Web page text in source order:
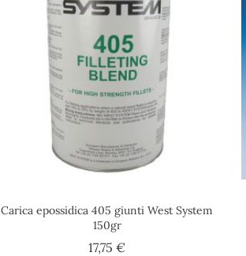
Carica epossidica 405 giunti West System
150gr
17,75 €Prezzo